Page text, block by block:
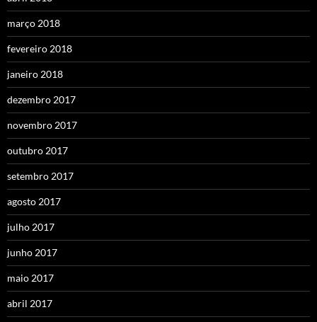
março 2018
fevereiro 2018
janeiro 2018
dezembro 2017
novembro 2017
outubro 2017
setembro 2017
agosto 2017
julho 2017
junho 2017
maio 2017
abril 2017